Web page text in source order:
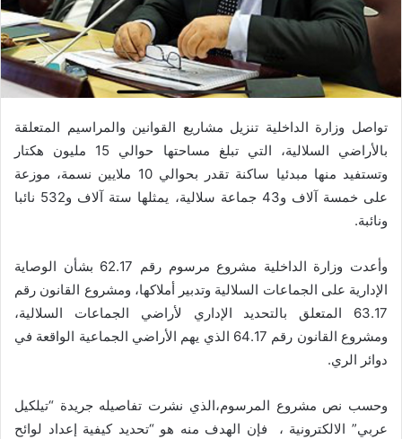
تواصل وزارة الداخلية تنزيل مشاريع القوانين والمراسيم المتعلقة
بالأراضي السلالية، التي تبلغ مساحتها حوالي 15 مليون هكتار
وتستفيد منها مبدئيا ساكنة تقدر بحوالي 10 ملايين نسمة، موزعة
على خمسة آلاف و43 جماعة سلالية، يمثلها ستة آلاف و532 نائبا
ونائبة.
وأعدت وزارة الداخلية مشروع مرسوم رقم 62.17 بشأن الوصاية
الإدارية على الجماعات السلالية وتدبير أملاكها، ومشروع القانون رقم
63.17 المتعلق بالتحديد الإداري لأراضي الجماعات السلالية،
ومشروع القانون رقم 64.17 الذي يهم الأراضي الجماعية الواقعة في
دوائر الري.
وحسب نص مشروع المرسوم،الذي نشرت تفاصيله جريدة “تيلكيل
عربي” الالكترونية ، فإن الهدف منه هو “تحديد كيفية إعداد لوائح